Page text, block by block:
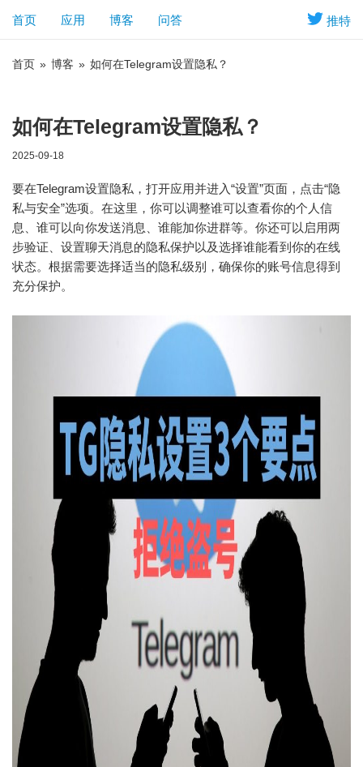
推特
首页 应用 博客 问答
首页 » 博客 » 如何在Telegram设置隐私？
如何在Telegram设置隐私？
2025-09-18
要在Telegram设置隐私，打开应用并进入“设置”页面，点击“隐
私与安全”选项。在这里，你可以调整谁可以查看你的个人信
息、谁可以向你发送消息、谁能加你进群等。你还可以启用两
步验证、设置聊天消息的隐私保护以及选择谁能看到你的在线
状态。根据需要选择适当的隐私级别，确保你的账号信息得到
充分保护。